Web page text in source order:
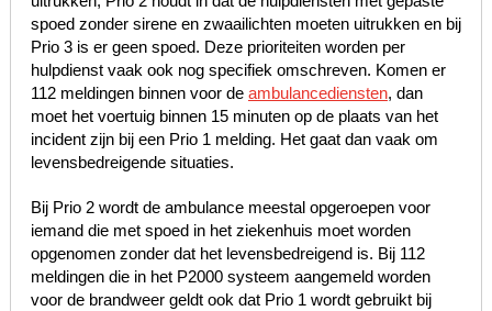
spoed zonder sirene en zwaailichten moeten uitrukken en bij
Prio 3 is er geen spoed. Deze prioriteiten worden per
hulpdienst vaak ook nog specifiek omschreven. Komen er
112 meldingen binnen voor de ambulancediensten, dan
moet het voertuig binnen 15 minuten op de plaats van het
incident zijn bij een Prio 1 melding. Het gaat dan vaak om
levensbedreigende situaties.
Bij Prio 2 wordt de ambulance meestal opgeroepen voor
iemand die met spoed in het ziekenhuis moet worden
opgenomen zonder dat het levensbedreigend is. Bij 112
meldingen die in het P2000 systeem aangemeld worden
voor de brandweer geldt ook dat Prio 1 wordt gebruikt bij